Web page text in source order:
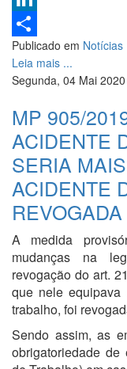
LinkedIn
Share
Publicado em Notícias
Leia mais ...
Segunda, 04 Mai 2020
MP 905/
ACIDENTE
SERIA
ACIDENTE
REVOGADA
A medida
mudanças na
revogação do art.
que nele
trabalho, foi
Sendo assim, as
obrigatoriedade de